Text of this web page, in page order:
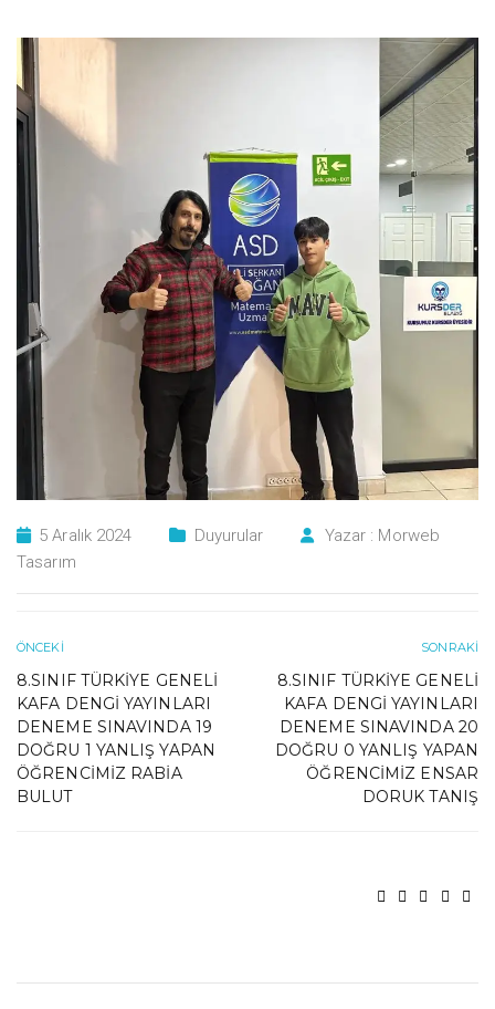
5 Aralık 2024 Duyurular Yazar : Morweb
Tasarım
ÖNCEKI
8.SINIF TÜRKIYE GENELI
KAFA DENGI YAYINLARI
DENEME SINAVINDA 19
DOĞRU 1 YANLIŞ YAPAN
ÖĞRENCIMIZ RABIA
BULUT
SONRAKI
8.SINIF TÜRKIYE GENELI
KAFA DENGI YAYINLARI
DENEME SINAVINDA 20
DOĞRU 0 YANLIŞ YAPAN
ÖĞRENCIMIZ ENSAR
DORUK TANIŞ